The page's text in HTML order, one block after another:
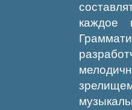
каждое